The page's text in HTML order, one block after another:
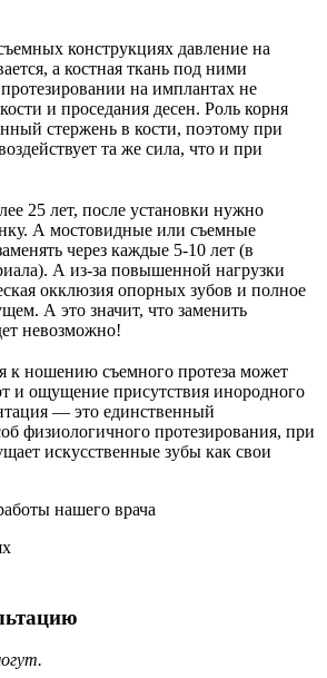
конструкциях давление на
а костная ткань под ними
на имплантах не
и проседания десен. Роль корня
стержень в кости, поэтому при
та же сила, что и при
25 лет, после установки нужно
А мостовидные или съемные
через каждые 5-10 лет (в
А из-за повышенной нагрузки
окклюзия опорных зубов и полное
А это значит, что заменить
невозможно!
к ношению съемного протеза может
и ощущение присутствия инородного
— это единственный
физиологичного протезирования, при
искусственные зубы как свои
нашего врача